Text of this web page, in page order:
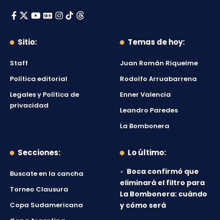
Sitio:
Staff
Política editorial
Legales y Política de
privacidad
Temas de hoy:
Juan Román Riquelme
Rodolfo Arruabarrena
Enner Valencia
Leandro Paredes
La Bombonera
Secciones:
Buscate en la cancha
Torneo Clausura
Copa Sudamericana
Lo último:
Boca confirmó que
eliminará el filtro para
La Bombonera: cuándo
y cómo será